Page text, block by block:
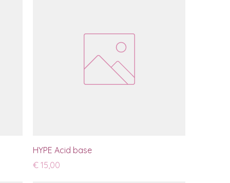
HYPE Acid base
Prijs
€ 15,00